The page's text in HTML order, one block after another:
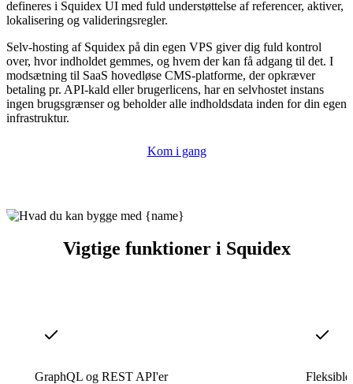
defineres i Squidex UI med fuld understøttelse af referencer, aktiver,
lokalisering og valideringsregler.
Selv-hosting af Squidex på din egen VPS giver dig fuld kontrol
over, hvor indholdet gemmes, og hvem der kan få adgang til det. I
modsætning til SaaS hovedløse CMS-platforme, der opkræver
betaling pr. API-kald eller brugerlicens, har en selvhostet instans
ingen brugsgrænser og beholder alle indholdsdata inden for din egen
infrastruktur.
Kom i gang
Vigtige funktioner i Squidex
GraphQL og REST API'er Fleksible